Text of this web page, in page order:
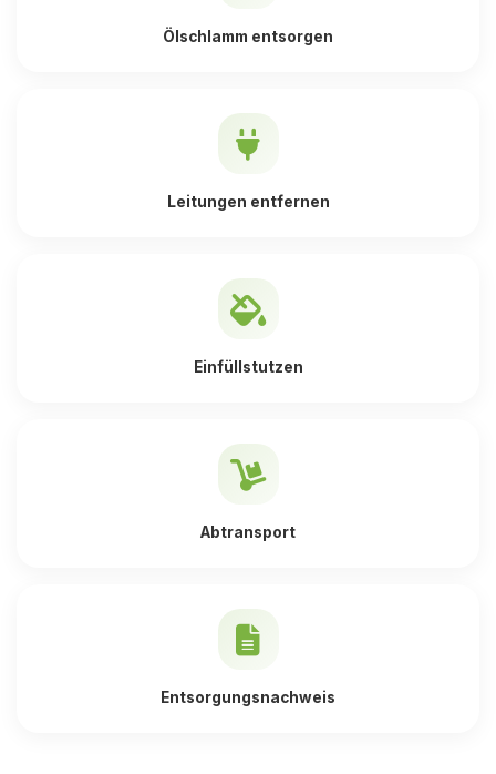
Ölschlamm entsorgen
Leitungen entfernen
Einfüllstutzen
Abtransport
Entsorgungsnachweis